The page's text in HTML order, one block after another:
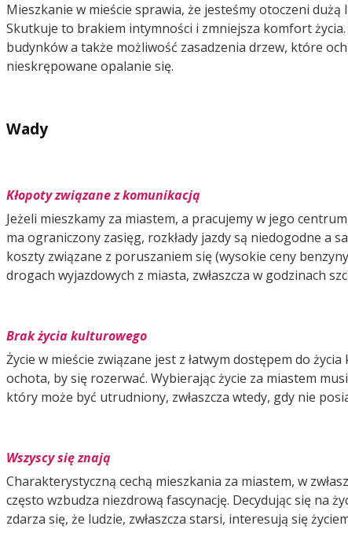
Mieszkanie w mieście sprawia, że jesteśmy otoczeni
Skutkuje to brakiem intymności i zmniejsza komfort życia.
budynków a także możliwość zasadzenia drzew, które
nieskrępowane opalanie się.
Wady
Kłopoty związane z komunikacją
Jeżeli mieszkamy za miastem, a pracujemy w jego
ma ograniczony zasięg, rozkłady jazdy są niedogodne a
koszty związane z poruszaniem się (wysokie ceny
drogach wyjazdowych z miasta, zwłaszcza w godzinach
Brak życia kulturowego
Życie w mieście związane jest z łatwym dostępem do
ochota, by się rozerwać. Wybierając życie za miastem
który może być utrudniony, zwłaszcza wtedy, gdy nie
Wszyscy się znają
Charakterystyczną cechą mieszkania za miastem, w
często wzbudza niezdrową fascynację. Decydując się na
zdarza się, że ludzie, zwłaszcza starsi, interesują się